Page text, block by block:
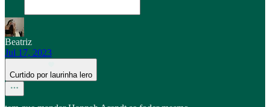
Beatriz
Jul 17, 2023
Curtido por laurinha lero